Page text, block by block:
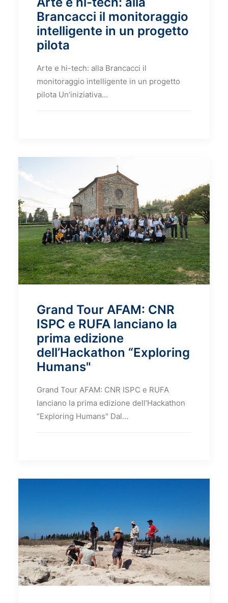
Brancacci il monitoraggio
intelligente in un progetto
pilota
Arte e hi-tech: alla Brancacci il
monitoraggio intelligente in un progetto
pilota Un’iniziativa…
Grand Tour AFAM: CNR
ISPC e RUFA lanciano la
prima edizione
dell’Hackathon “Exploring
Humans"
Grand Tour AFAM: CNR ISPC e RUFA
lanciano la prima edizione dell’Hackathon
“Exploring Humans" Dal…